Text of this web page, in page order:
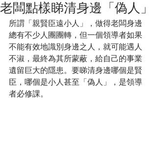
老闆點樣睇清身邊「偽人」
所謂「親賢臣遠小人」，做得老闆身邊
總有不少人團團轉，但一個領導者如果
不能有效地識別身邊之人，就可能遇人
不淑，最終為其所蒙蔽，給自己的事業
遺留巨大的隱患。要睇清身邊哪個是賢
臣，哪個是小人甚至「偽人」，是領導
者必修課。